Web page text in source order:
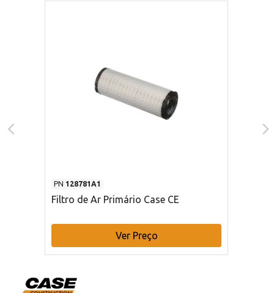
PN 128781A1
Filtro de Ar Primário Case CE
Ver Preço